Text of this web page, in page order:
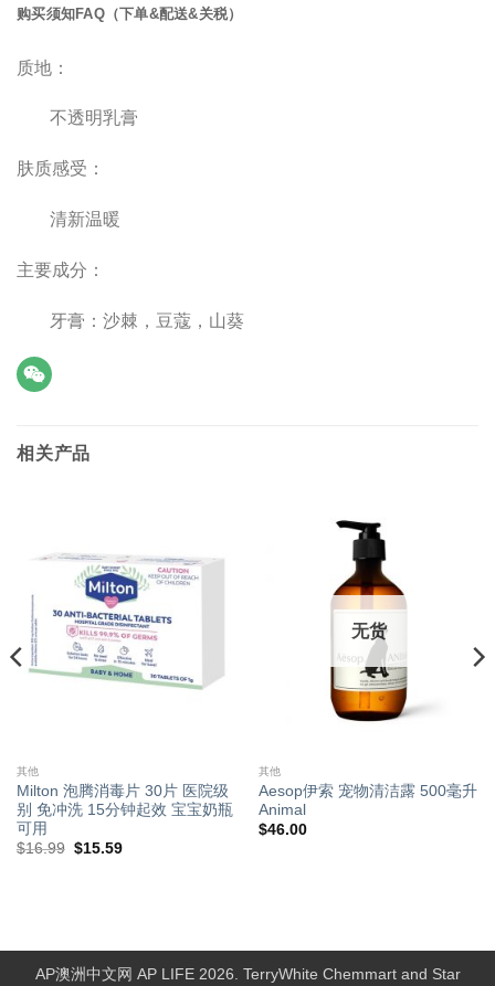
购买须知FAQ（下单&配送&关税）
质地：
不透明乳膏
肤质感受：
清新温暖
主要成分：
牙膏：沙棘，豆蔻，山葵
相关产品
其他
Milton 泡腾消毒片 30片 医院级
别 免冲洗 15分钟起效 宝宝奶瓶
可用
$16.99 原
$15.59当
无货
其他
Aesop伊索 宠物清洁露 500毫升
Animal
$46.00
AP澳洲中文网 AP LIFE 2026. TerryWhite Chemmart and Star